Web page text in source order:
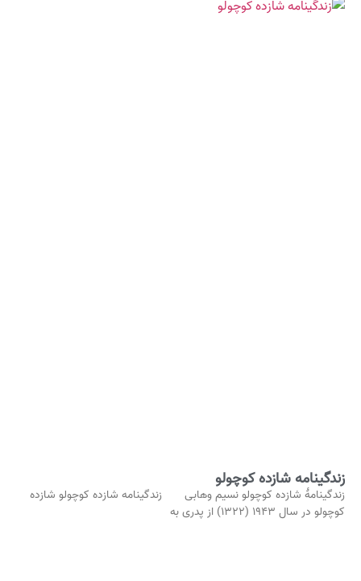
زندگینامه شازده‌ کوچولو
زندگینامۀ شازده‌ کوچولو نسیم وهابی زندگینامه شازده‌ کوچولو شازده
کوچولو در سال ۱۹۴۳ (۱۳۲۲) از پدری به